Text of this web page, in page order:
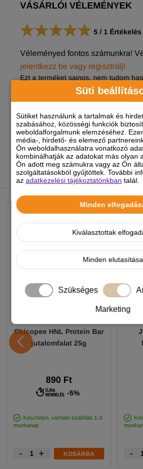
Süti
Sütiket használunk a tartalmak és
szabásához, közösségi funkciók
weboldalforgalmunk elemzéséhez.
média-, hirdető- és elemező
Ön weboldalhasználatra vonatkozó
kombinálhatják az adatokat más olyan
Ön adott meg számukra vagy az Ön
szolgáltatásokból gyűjtöttek. További
azadatkezelési tájékoztatónkban talál.
Minden
Kiválasztottak
Minden elutasítása
Szükséges
Marketing
VÁSÁRLÓI VÉLEMÉNYEK
5 / 1
Véleményed fontos számunkra!
jelentkezz be vagy regisztrálj!
Ezt a terméket sajnos, nem tudom
kutyánk nem engedi magát
Feladó: ANDREA / 2021.01.20.
NEKED
Chicopee HNL Protein Bar
jutalomfalat 25g
890 Ft
-5%
Készleten, várható szállítás 1-3
munkanap
- + KOSÁRBA -